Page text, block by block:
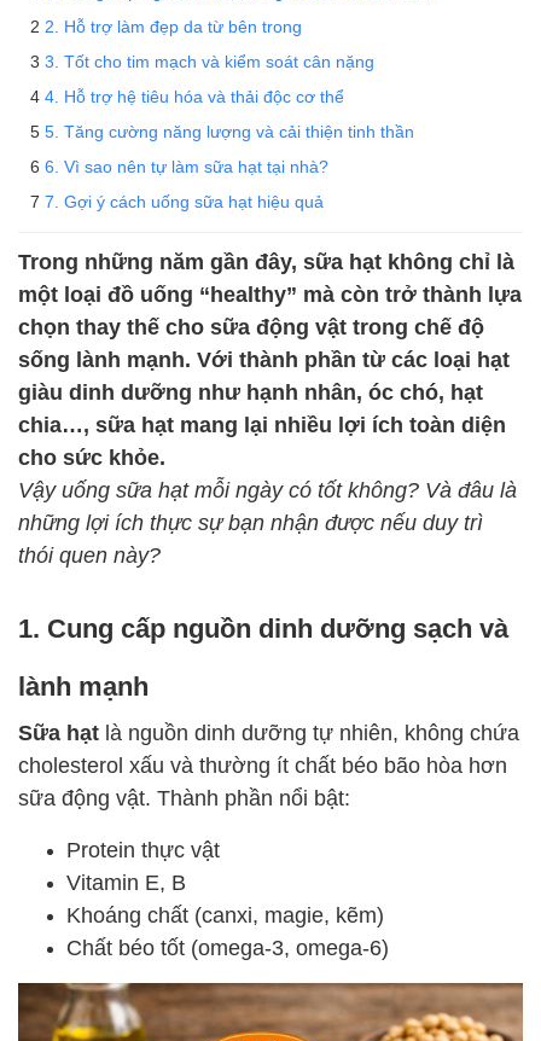
2. Hỗ trợ làm đẹp da từ bên trong
3. Tốt cho tim mạch và kiểm soát cân nặng
4. Hỗ trợ hệ tiêu hóa và thải độc cơ thể
5. Tăng cường năng lượng và cải thiện tinh thần
6. Vì sao nên tự làm sữa hạt tại nhà?
7. Gợi ý cách uống sữa hạt hiệu quả
Trong những năm gần đây, sữa hạt không chỉ là
một loại đồ uống “healthy” mà còn trở thành lựa
chọn thay thế cho sữa động vật trong chế độ
sống lành mạnh. Với thành phần từ các loại hạt
giàu dinh dưỡng như hạnh nhân, óc chó, hạt
chia…, sữa hạt mang lại nhiều lợi ích toàn diện
cho sức khỏe.
Vậy uống sữa hạt mỗi ngày có tốt không? Và đâu là
những lợi ích thực sự bạn nhận được nếu duy trì
thói quen này?
1. Cung cấp nguồn dinh dưỡng sạch và
lành mạnh
Sữa hạt là nguồn dinh dưỡng tự nhiên, không chứa
cholesterol xấu và thường ít chất béo bão hòa hơn
sữa động vật. Thành phần nổi bật:
Protein thực vật
Vitamin E, B
Khoáng chất (canxi, magie, kẽm)
Chất béo tốt (omega-3, omega-6)